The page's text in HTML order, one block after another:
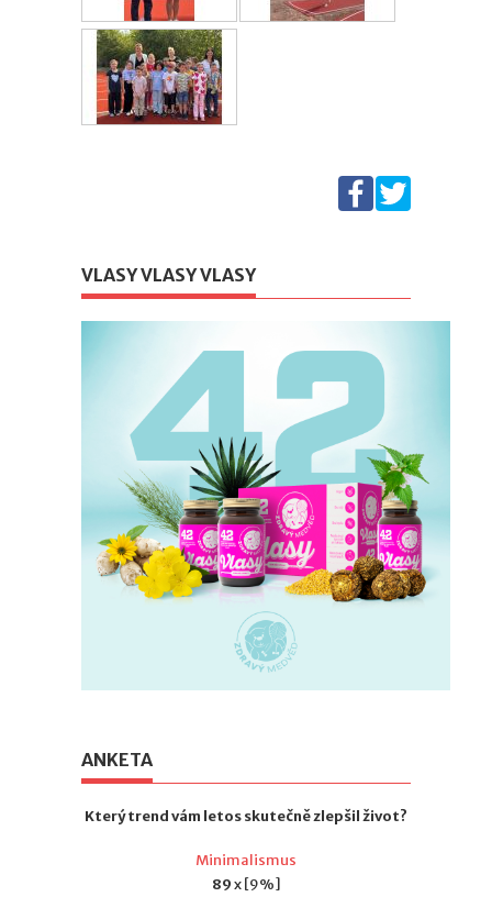
VLASY VLASY VLASY
ANKETA
Který trend vám letos skutečně zlepšil život?
Minimalismus
89x [9%]